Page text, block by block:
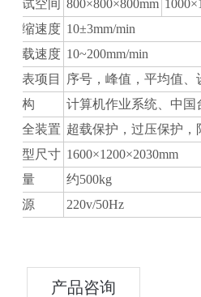
测试空间 800×800×800mm
压缩速度 10±3mm/min
空载速度 10~200mm/min
报表项目
序号，峰值，平均值
结构
计算机作业系统、中国
安全装置 超载保护，过压保护，
外型尺寸 1600×1200×2030mm
重量
约500kg
电源
220v/50Hz
产品咨询